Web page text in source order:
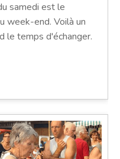
samedi est le
week-end. Voilà un
le temps d'échanger.